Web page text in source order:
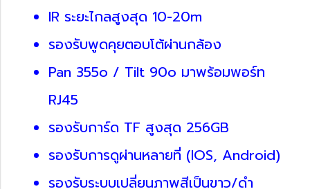
IR ระยะไกลสูงสุด 10-20m
รองรับพูดคุยตอบโต้ผ่านกล้อง
Pan 355o / Tilt 90o มาพร้อมพอร์ท
RJ45
รองรับการ์ด TF สูงสุด 256GB
รองรับการดูผ่านหลายที่ (IOS, Android)
รองรับระบบเปลี่ยนภาพสีเป็นขาว/ดำ